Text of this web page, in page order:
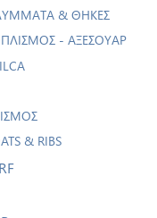
& ΘΉΚΕΣ
- ΑΞΕΣΟΥΆΡ
& RIBS